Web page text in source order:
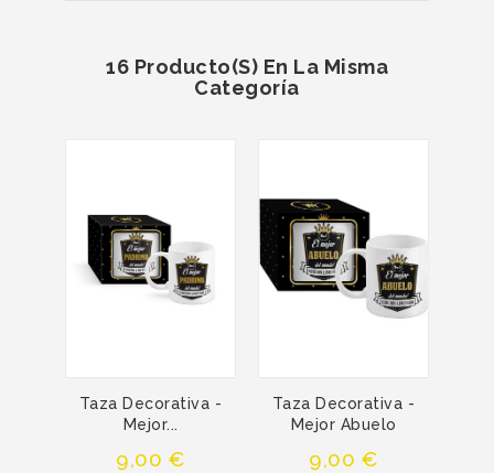
16 Producto(s) En La Misma
Categoría
Taza Decorativa -
Mejor...
Precio
9,00 €
Taza Decorativa -
Mejor Abuelo
Precio
9,00 €